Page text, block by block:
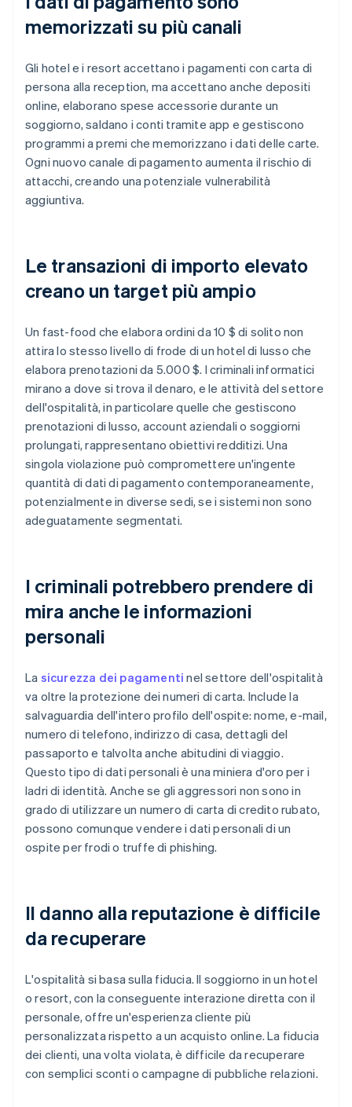
memorizzati su più canali
Gli hotel e i resort accettano i pagamenti con carta di
persona alla reception, ma accettano anche depositi
online, elaborano spese accessorie durante un
soggiorno, saldano i conti tramite app e gestiscono
programmi a premi che memorizzano i dati delle carte.
Ogni nuovo canale di pagamento aumenta il rischio di
attacchi, creando una potenziale vulnerabilità
aggiuntiva.
Le transazioni di importo elevato
creano un target più ampio
Un fast-food che elabora ordini da 10 $ di solito non
attira lo stesso livello di frode di un hotel di lusso che
elabora prenotazioni da 5.000 $. I criminali informatici
mirano a dove si trova il denaro, e le attività del settore
dell'ospitalità, in particolare quelle che gestiscono
prenotazioni di lusso, account aziendali o soggiorni
prolungati, rappresentano obiettivi redditizi. Una
singola violazione può compromettere un'ingente
quantità di dati di pagamento contemporaneamente,
potenzialmente in diverse sedi, se i sistemi non sono
adeguatamente segmentati.
I criminali potrebbero prendere di
mira anche le informazioni
personali
La sicurezza dei pagamenti nel settore dell'ospitalità
va oltre la protezione dei numeri di carta. Include la
salvaguardia dell'intero profilo dell'ospite: nome, e-mail,
numero di telefono, indirizzo di casa, dettagli del
passaporto e talvolta anche abitudini di viaggio.
Questo tipo di dati personali è una miniera d'oro per i
ladri di identità. Anche se gli aggressori non sono in
grado di utilizzare un numero di carta di credito rubato,
possono comunque vendere i dati personali di un
ospite per frodi o truffe di phishing.
Il danno alla reputazione è difficile
da recuperare
L'ospitalità si basa sulla fiducia. Il soggiorno in un hotel
o resort, con la conseguente interazione diretta con il
personale, offre un'esperienza cliente più
personalizzata rispetto a un acquisto online. La fiducia
dei clienti, una volta violata, è difficile da recuperare
con semplici sconti o campagne di pubbliche relazioni.